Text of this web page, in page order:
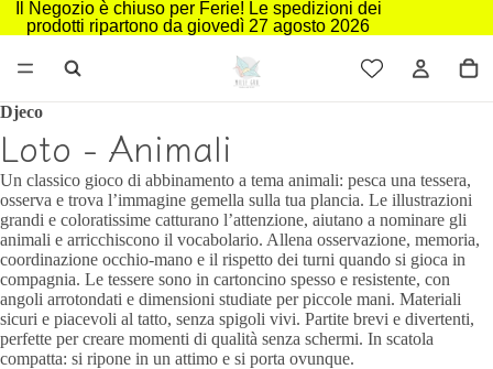
Il Negozio è chiuso per Ferie! Le spedizioni dei
prodotti ripartono da giovedì 27 agosto 2026
Djeco
Loto - Animali
Un classico gioco di abbinamento a tema animali: pesca una tessera,
osserva e trova l’immagine gemella sulla tua plancia. Le illustrazioni
grandi e coloratissime catturano l’attenzione, aiutano a nominare gli
animali e arricchiscono il vocabolario. Allena osservazione, memoria,
coordinazione occhio-mano e il rispetto dei turni quando si gioca in
compagnia. Le tessere sono in cartoncino spesso e resistente, con
angoli arrotondati e dimensioni studiate per piccole mani. Materiali
sicuri e piacevoli al tatto, senza spigoli vivi. Partite brevi e divertenti,
perfette per creare momenti di qualità senza schermi. In scatola
compatta: si ripone in un attimo e si porta ovunque.